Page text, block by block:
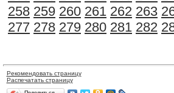
258 259 260 261 262 263
277 278 279 280 281 282
Рекомендовать страницу
Распечатать страницу